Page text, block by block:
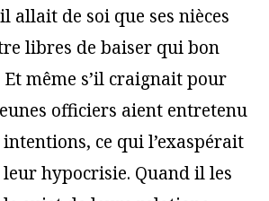
allait de soi que ses nièces
libres de baiser qui bon
même s’il craignait pour
officiers aient entretenu
ce qui l’exaspérait
leur hypocrisie. Quand il les